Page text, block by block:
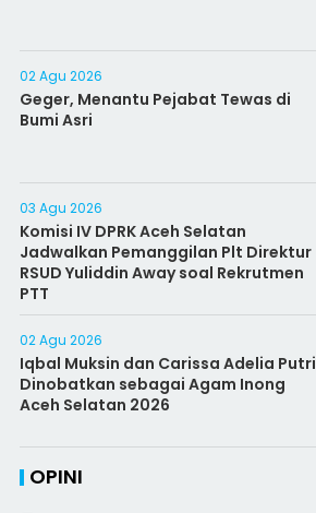
02 Agu 2026
Geger, Menantu Pejabat Tewas di
Bumi Asri
03 Agu 2026
Komisi IV DPRK Aceh Selatan
Jadwalkan Pemanggilan Plt Direktur
RSUD Yuliddin Away soal Rekrutmen
PTT
02 Agu 2026
Iqbal Muksin dan Carissa Adelia Putri
Dinobatkan sebagai Agam Inong
Aceh Selatan 2026
OPINI